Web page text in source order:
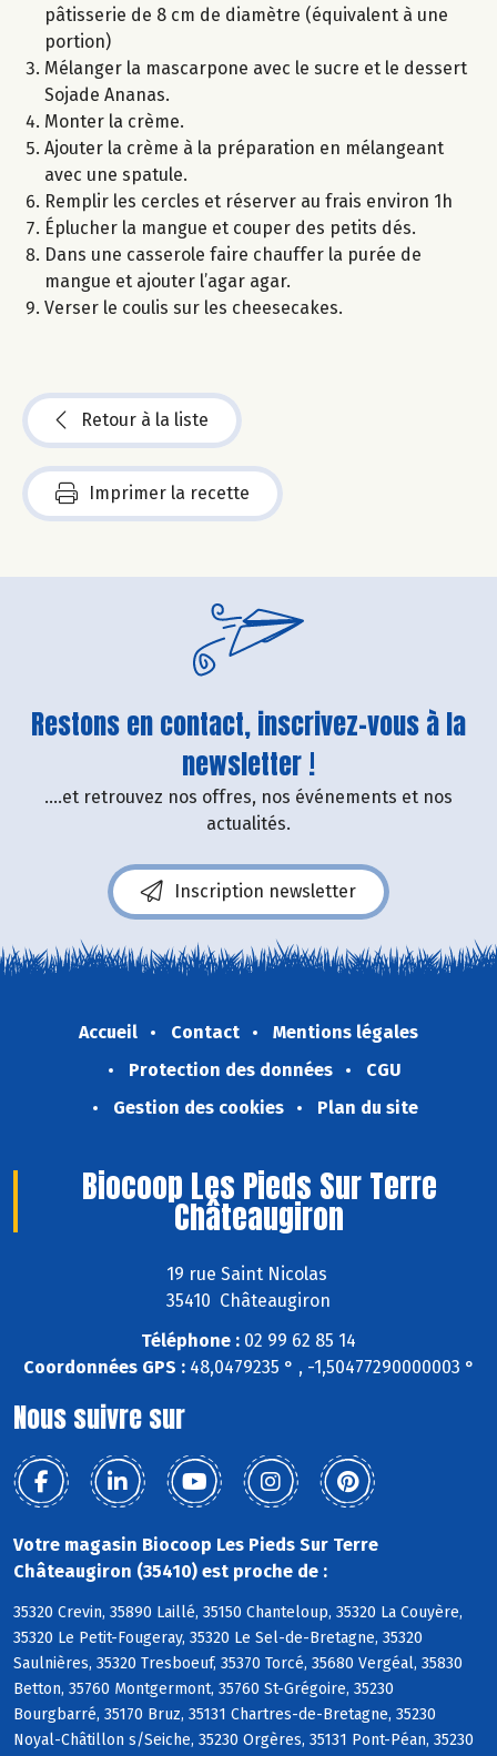
pâtisserie de 8 cm de diamètre (équivalent à une
portion)
Mélanger la mascarpone avec le sucre et le dessert
Sojade Ananas.
Monter la crème.
Ajouter la crème à la préparation en mélangeant
avec une spatule.
Remplir les cercles et réserver au frais environ 1h
Éplucher la mangue et couper des petits dés.
Dans une casserole faire chauffer la purée de
mangue et ajouter l’agar agar.
Verser le coulis sur les cheesecakes.
Retour à la liste
Imprimer la recette
Restons en contact, inscrivez-vous à la
newsletter !
....et retrouvez nos offres, nos événements et nos
actualités.
Inscription newsletter
Accueil Contact
Mentions légales
Protection des données
CGU
Gestion des cookies
Plan du site
Biocoop Les Pieds Sur Terre
Châteaugiron
19 rue Saint Nicolas
35410 Châteaugiron
Téléphone : 02 99 62 85 14
Coordonnées GPS :48,0479235 ° , -1,50477290000003 °
Nous suivre sur
Votre magasin Biocoop Les Pieds Sur Terre
Châteaugiron (35410) est proche de :
35320 Crevin, 35890 Laillé, 35150 Chanteloup, 35320 La Couyère,
35320 Le Petit-Fougeray, 35320 Le Sel-de-Bretagne, 35320
Saulnières, 35320 Tresboeuf, 35370 Torcé, 35680 Vergéal, 35830
Betton, 35760 Montgermont, 35760 St-Grégoire, 35230
Bourgbarré, 35170 Bruz, 35131 Chartres-de-Bretagne, 35230
Noyal-Châtillon s/Seiche, 35230 Orgères, 35131 Pont-Péan, 35230